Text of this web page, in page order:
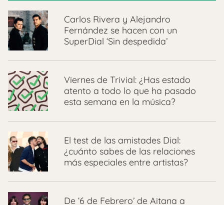
Carlos Rivera y Alejandro
Fernández se hacen con un
SuperDial ‘Sin despedida’
Viernes de Trivial: ¿Has estado
atento a todo lo que ha pasado
esta semana en la música?
El test de las amistades Dial:
¿cuánto sabes de las relaciones
más especiales entre artistas?
De ‘6 de Febrero’ de Aitana a